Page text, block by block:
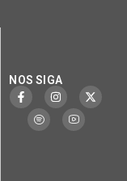
NOS SIGA